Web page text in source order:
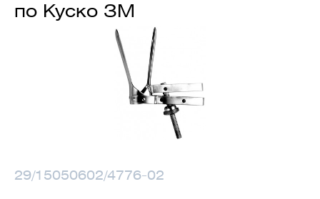
по Куско ЗМ
29/15050602/4776-02